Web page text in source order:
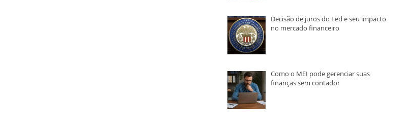
Decisão de juros do Fed e seu impacto
no mercado financeiro
Como o MEI pode gerenciar suas
finanças sem contador